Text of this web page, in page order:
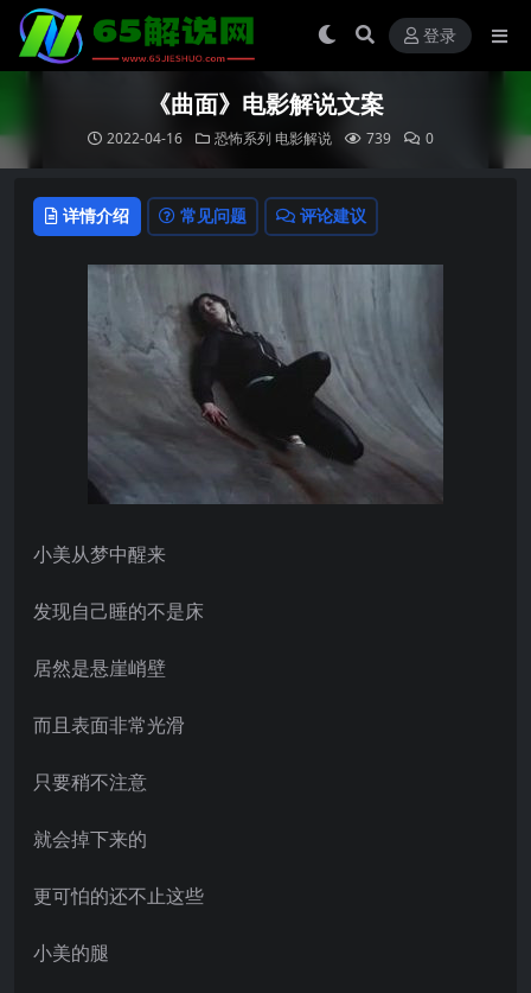
登录
《曲面》电影解说文案
2022-04-16 恐怖系列 电影解说 739 0
详情介绍 常见问题 评论建议
小美从梦中醒来
发现自己睡的不是床
居然是悬崖峭壁
而且表面非常光滑
只要稍不注意
就会掉下来的
更可怕的还不止这些
小美的腿